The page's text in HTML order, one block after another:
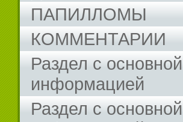
ПАПИЛЛОМЫ
КОММЕНТАРИИ
Раздел с основной
информацией
Раздел с основной